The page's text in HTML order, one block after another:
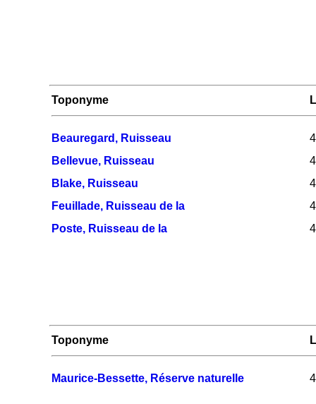
Toponyme
Beauregard, Ruisseau
Bellevue, Ruisseau
Blake, Ruisseau
Feuillade, Ruisseau de la
Poste, Ruisseau de la
Toponyme
Maurice-Bessette, Réserve naturelle